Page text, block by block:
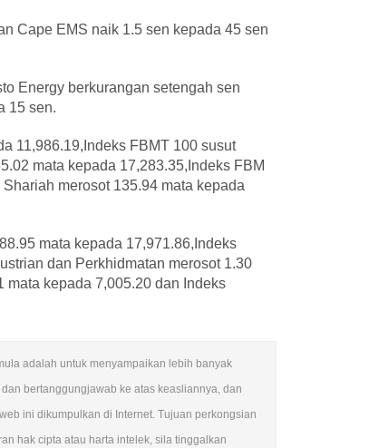
Cape EMS naik 1.5 sen kepada 45 sen
Energy berkurangan setengah sen
15 sen.
11,986.19,Indeks FBMT 100 susut
mata kepada 17,283.35,Indeks FBM
merosot 135.94 mata kepada
mata kepada 17,971.86,Indeks
dan Perkhidmatan merosot 1.30
mata kepada 7,005.20 dan Indeks
adalah untuk menyampaikan lebih banyak
bertanggungjawab ke atas keasliannya, dan
ini dikumpulkan di Internet. Tujuan perkongsian
hak cipta atau harta intelek, sila tinggalkan